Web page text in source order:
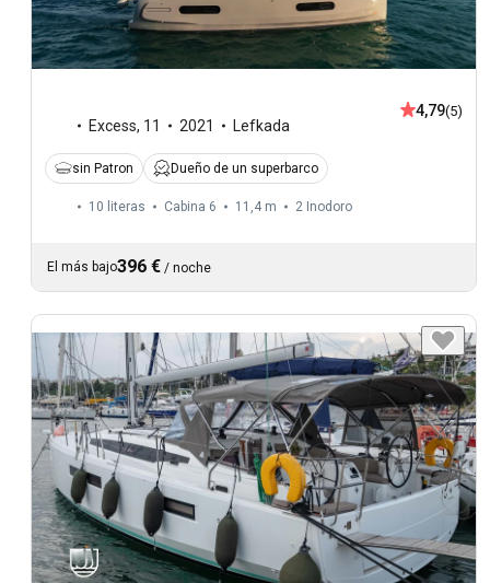
Excess, 11 2021 Lefkada
4,79(5)
sin Patron Dueño de un superbarco
10 literas Cabina 6 11,4 m 2 Inodoro
El más bajo396 € / noche